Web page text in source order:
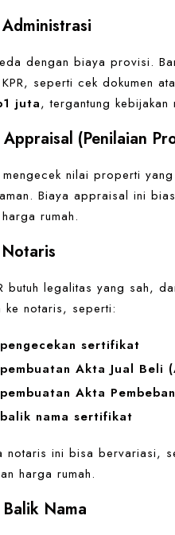
dengan biaya provisi.
seperti cek dokumen
juta, tergantung
(Penilaian
nilai properti
Biaya appraisal ini
rumah.
butuh legalitas yang sah,
ke notaris, seperti:
sertifikat
Akta Jual Beli
Akta
nama sertifikat
notaris ini bisa bervariasi,
harga rumah.
Nama